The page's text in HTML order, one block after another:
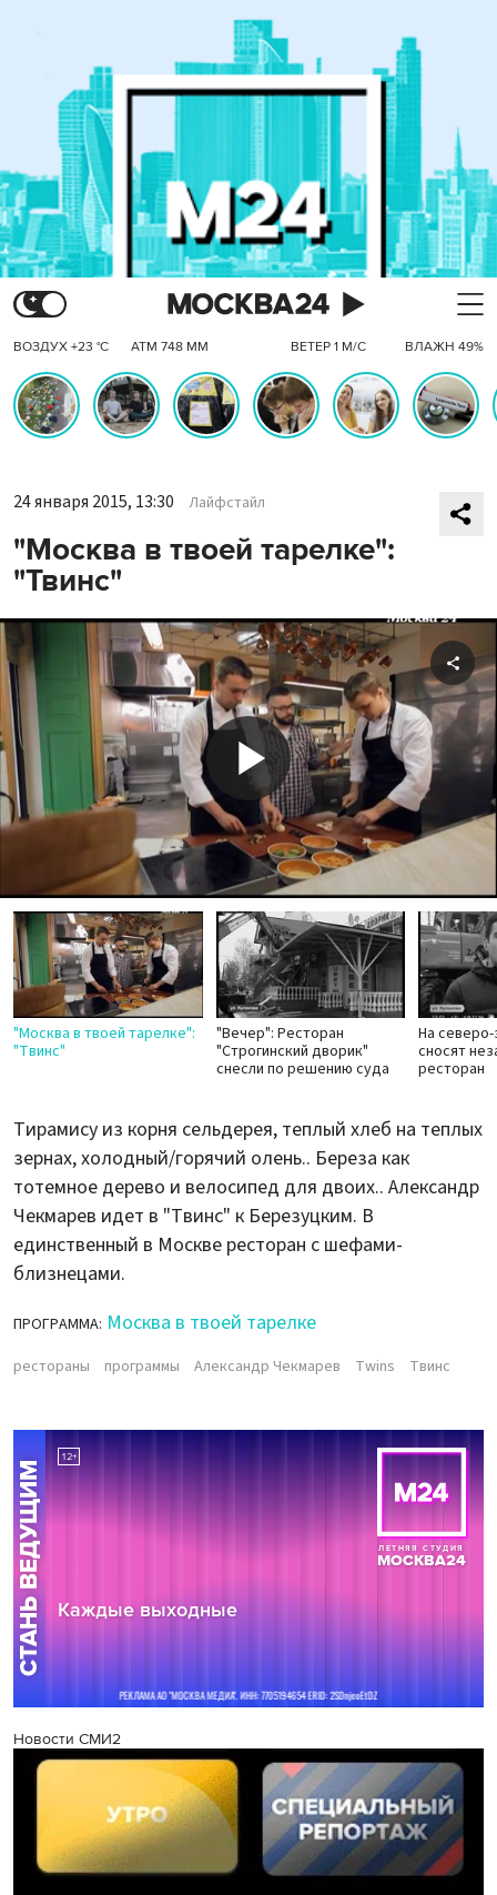
ВОЗДУХ +23 °C АТМ 748 ММ ВЕТЕР 1 М/С ВЛАЖН 49%
24 января 2015, 13:30 Лайфстайл
"Москва в твоей тарелке":
"Твинс"
Play
Video
"Москва в твоей тарелке":
"Твинс"
"Вечер": Ресторан
"Строгинский дворик"
снесли по решению суда
На
сносят
ресторан
Тирамису из корня сельдерея, теплый хлеб на теплых
зернах, холодный/горячий олень.. Береза как
тотемное дерево и велосипед для двоих.. Александр
Чекмарев идет в "Твинс" к Березуцким. В
единственный в Москве ресторан с шефами-
близнецами.
ПРОГРАММА: Москва в твоей тарелке
рестораны программы Александр Чекмарев Twins Твинс
Новости СМИ2